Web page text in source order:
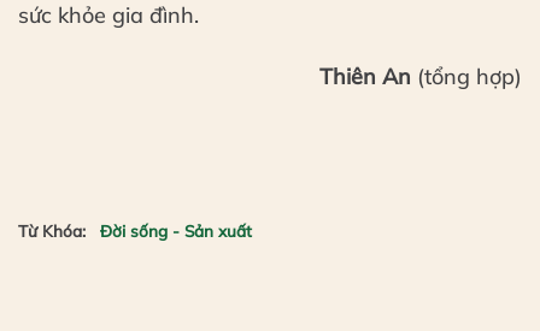
sức khỏe gia đình.
Thiên An (tổng hợp)
Từ Khóa: Đời sống - Sản xuất